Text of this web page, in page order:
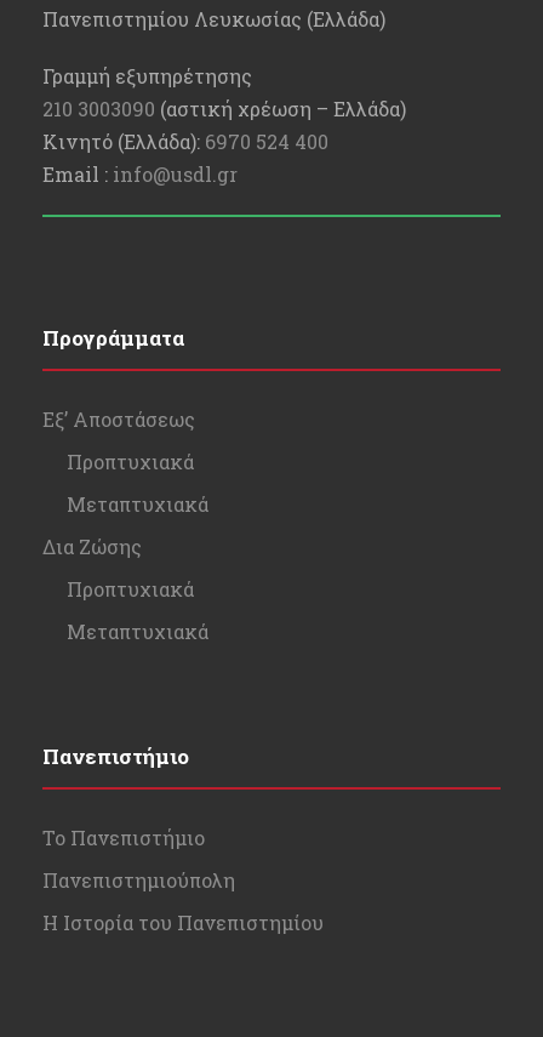
Πανεπιστημίου Λευκωσίας (Ελλάδα)
Γραμμή εξυπηρέτησης
210 3003090 (αστική χρέωση – Ελλάδα)
Κινητό (Ελλάδα): 6970 524 400
Email : info@usdl.gr
Προγράμματα
Εξ’ Αποστάσεως
Προπτυχιακά
Μεταπτυχιακά
Δια Ζώσης
Προπτυχιακά
Μεταπτυχιακά
Πανεπιστήμιο
Το Πανεπιστήμιο
Πανεπιστημιούπολη
Η Ιστορία του Πανεπιστημίου